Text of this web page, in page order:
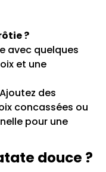
?
avec quelques
et une
des
concassées ou
pour une
douce ?